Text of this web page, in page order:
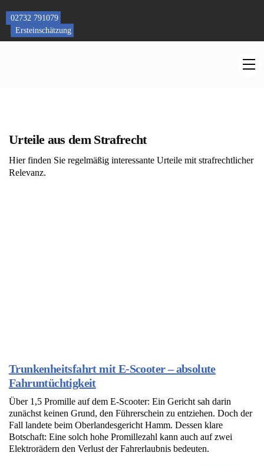
content
02732 791079
Ersteinschätzung
Urteile aus dem Strafrecht
Hier finden Sie regelmäßig interessante Urteile mit strafrechtlicher
Relevanz.
Trunkenheitsfahrt mit E-Scooter – absolute
Fahruntüchtigkeit
Über 1,5 Promille auf dem E-Scooter: Ein Gericht sah darin
zunächst keinen Grund, den Führerschein zu entziehen. Doch der
Fall landete beim Oberlandesgericht Hamm. Dessen klare
Botschaft: Eine solch hohe Promillezahl kann auch auf zwei
Elektrorädern den Verlust der Fahrerlaubnis bedeuten.